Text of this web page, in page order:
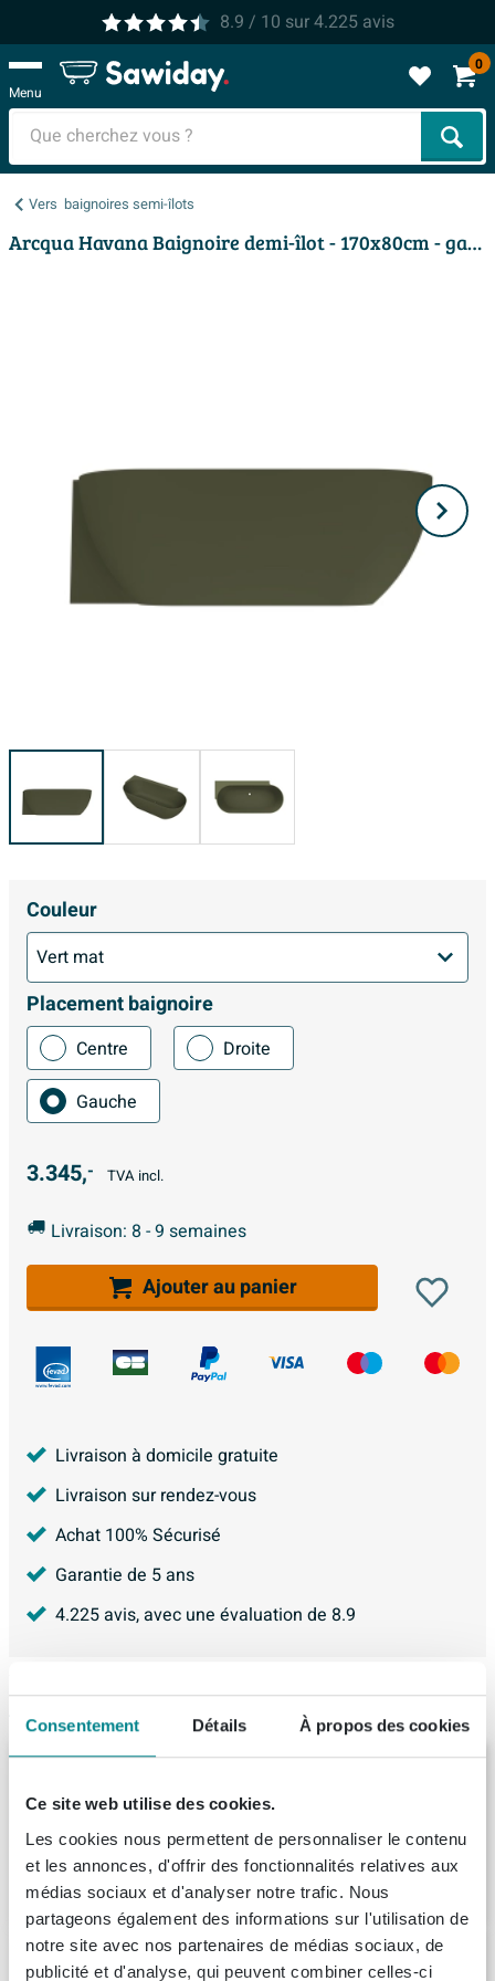
Consentement Détails À propos des cookies
Ce site web utilise des cookies.
Les cookies nous permettent de personnaliser le contenu
et les annonces, d'offrir des fonctionnalités relatives aux
médias sociaux et d'analyser notre trafic. Nous
partageons également des informations sur l'utilisation de
notre site avec nos partenaires de médias sociaux, de
publicité et d'analyse, qui peuvent combiner celles-ci
8.9 / 10 sur4.225 avis
Menu
0
Vers baignoires semi-îlots
Arcqua Havana Baignoire demi-îlot - 170x80cm - gauche - vert mat
Couleur
Placement baignoire
Centre
Droite
Gauche
3.345,- TVA incl.
Livraison: 8 - 9 semaines
Ajouter au panier
Livraison à domicile gratuite
Livraison sur rendez-vous
Achat 100% Sécurisé
Garantie de 5 ans
4.225avis, avec une évaluation de 8.9
3.275,
MONDIAZ HOLM Baignoire autoportante -